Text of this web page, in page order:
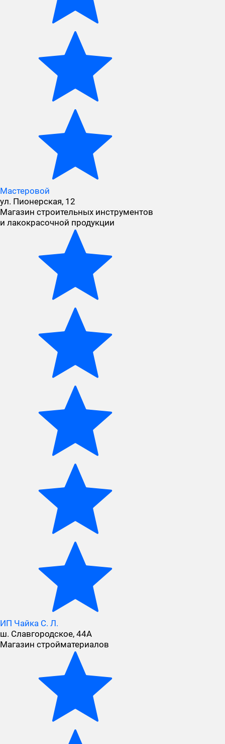
Мастеровой
ул. Пионерская, 12
Магазин строительных инструментов
и лакокрасочной продукции
ИП Чайка С. Л.
ш. Славгородское, 44А
Магазин стройматериалов